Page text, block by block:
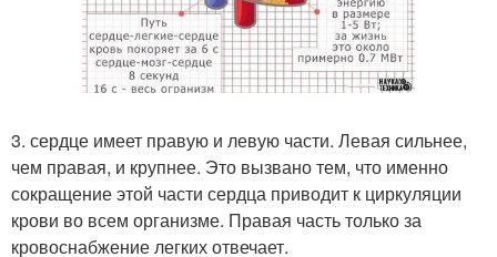
3. сердце имеет правую и левую части. Левая сильнее,
чем правая, и крупнее. Это вызвано тем, что именно
сокращение этой части сердца приводит к циркуляции
крови во всем организме. Правая часть только за
кровоснабжение легких отвечает.